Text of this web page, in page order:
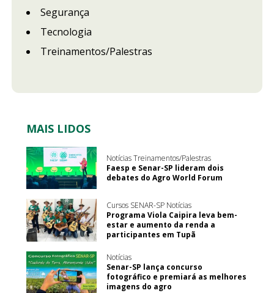
Segurança
Tecnologia
Treinamentos/Palestras
MAIS LIDOS
Notícias Treinamentos/Palestras
Faesp e Senar-SP lideram dois
debates do Agro World Forum
Cursos SENAR-SP Notícias
Programa Viola Caipira leva bem-
estar e aumento da renda a
participantes em Tupã
Notícias
Senar-SP lança concurso
fotográfico e premiará as melhores
imagens do agro